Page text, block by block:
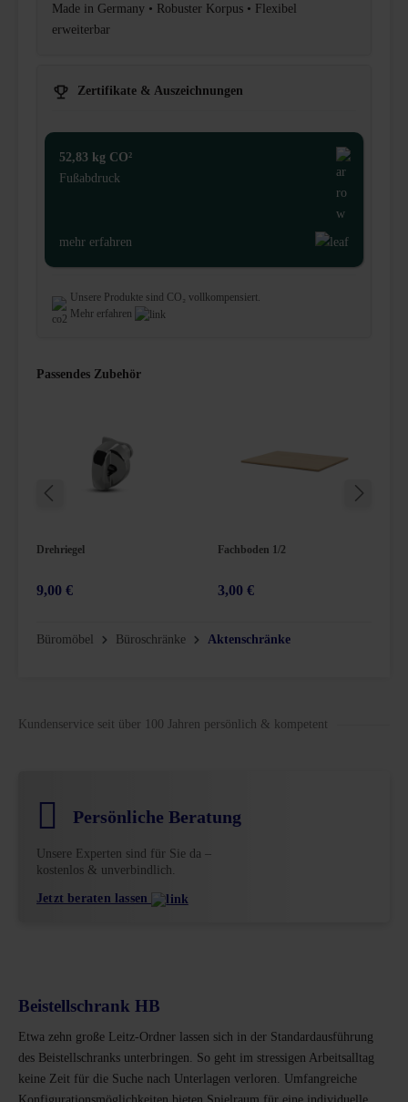
Made in Germany • Robuster Korpus • Flexibel
erweiterbar
Zertifikate & Auszeichnungen
52,83 kg CO²
Fußabdruck
mehr erfahren
Unsere Produkte sind CO₂ vollkompensiert.
Mehr erfahren
Passendes Zubehör
Drehriegel
9,00 €
Fachboden 1/2
3,00 €
Büromöbel Büroschränke Aktenschränke
Kundenservice seit über 100 Jahren persönlich & kompetent
Persönliche Beratung
Unsere Experten sind für Sie da –
kostenlos & unverbindlich.
Jetzt beraten lassen
Beistellschrank HB
Etwa zehn große Leitz-Ordner lassen sich in der Standardausführung
des Beistellschranks unterbringen. So geht im stressigen Arbeitsalltag
keine Zeit für die Suche nach Unterlagen verloren. Umfangreiche